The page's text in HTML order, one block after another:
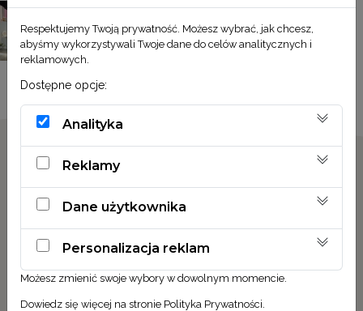
MIŁA ODMIANA
Łużycka 15
05-092 Łomianki Dolne
Poland
Respektujemy Twoją prywatność. Możesz wybrać, jak chcesz,
abyśmy wykorzystywali Twoje dane do celów analitycznych i
reklamowych.
Dostępne opcje:
Analityka
Reklamy
Dane użytkownika
Personalizacja reklam
Możesz zmienić swoje wybory w dowolnym momencie.
Dowiedz się więcej na stronie Polityka Prywatności